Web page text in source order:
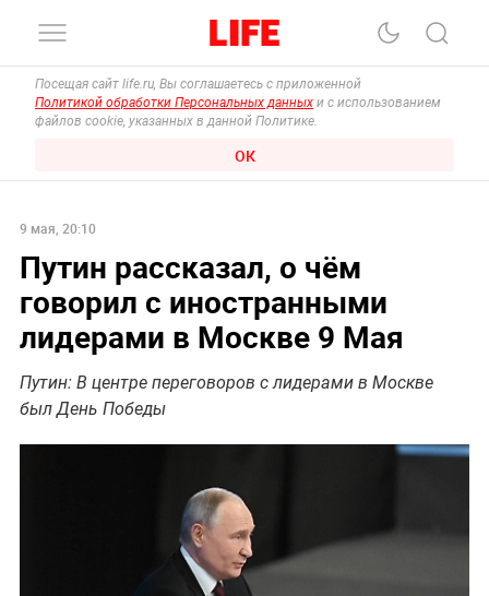
Посещая сайт life.ru, Вы соглашаетесь с приложенной
Политикой обработки Персональных данных и с использованием
файлов cookie, указанных в данной Политике.
ОК
9 мая, 20:10
Путин рассказал, о чём
говорил с иностранными
лидерами в Москве 9 Мая
Путин: В центре переговоров с лидерами в Москве
был День Победы